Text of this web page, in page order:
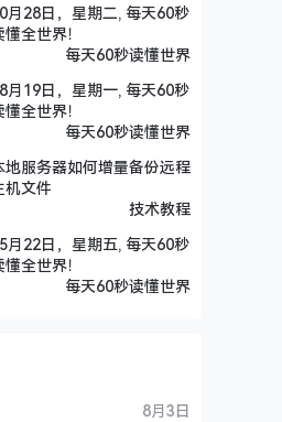
月28日，星期二, 每天60秒
懂全世界！
每天60秒读懂世界
月19日，星期一, 每天60秒
懂全世界！
每天60秒读懂世界
地服务器如何增量备份远程
机文件
技术教程
月22日，星期五, 每天60秒
懂全世界！
每天60秒读懂世界
8月3日